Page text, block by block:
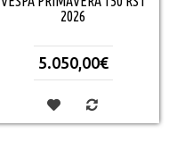
2026
5.050,00€